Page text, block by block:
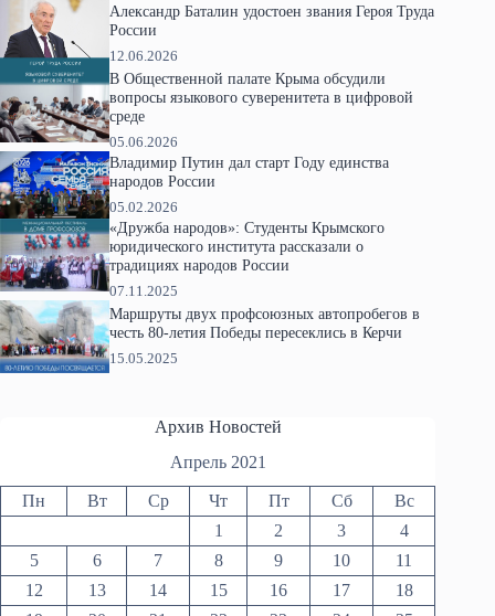
Александр Баталин удостоен звания Героя Труда
России
12.06.2026
В Общественной палате Крыма обсудили
вопросы языкового суверенитета в цифровой
среде
05.06.2026
Владимир Путин дал старт Году единства
народов России
05.02.2026
«Дружба народов»: Студенты Крымского
юридического института рассказали о
традициях народов России
07.11.2025
Маршруты двух профсоюзных автопробегов в
честь 80-летия Победы пересеклись в Керчи
15.05.2025
Архив Новостей
Апрель 2021
Пн Вт Ср Чт Пт Сб
Вс
1
2 3
4
5
6 7 8 9 10
11
12
13 14 15 16 17
18